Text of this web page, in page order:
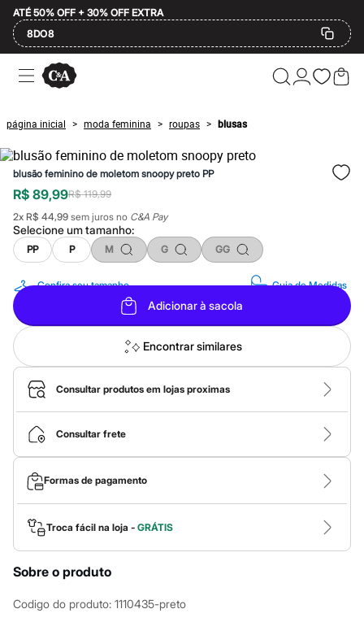
ATÉ 50% OFF + 30% OFF EXTRA
8DO8
Ofertas
Compre por Departamento
Masculino
Infantil
Calçados
Plus Size
2 calçados por R$189
2 peças por R$199
3 lingeries por R$99
3 itens de beleza por R$129
Até 20% off
Até 40% off
Até 60% off
A partir de 60% off
Feminino
Em alta
Inverno
Alfaiataria
Novidades
Roupas
Blusas e Camisetas
Básicos
Calças
Casacos e Jaquetas
Jeans
Macacões
Saias
Shorts e Bermudas
Vestidos
Bolsas
Bonés e Chapéus
Bijoux
Cintos
Relógios
Calçados
página inicial > moda feminina > roupas > blusas
blusão feminino de moletom snoopy preto PP
R$ 89,99R$ 119,99
2x R$ 44,99 sem juros no C&A Pay
Selecione umtamanho:
PP P M G GG
Confira seu tamanho Guia de Medidas
Adicionar à sacola
Encontrar similares
Consultar produtos em lojas proximas
Consultar frete
Formas de pagamento
Troca fácil na loja - GRÁTIS
Sobre o produto
Codigo do produto: 1110435-preto